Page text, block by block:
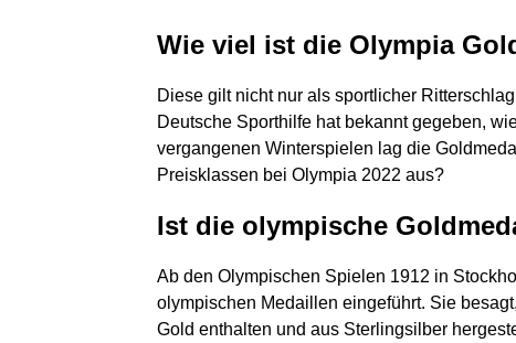
Wie viel ist die Olympia
Diese gilt nicht nur als sportlicher
Deutsche Sporthilfe hat bekannt gegeben,
vergangenen Winterspielen lag die
Preisklassen bei Olympia 2022 aus?
Ist die olympische
Ab den Olympischen Spielen 1912 in
olympischen Medaillen eingeführt. Sie
Gold enthalten und aus Sterlingsilber